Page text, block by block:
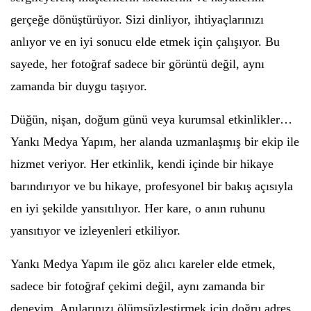
gerçeğe dönüştürüyor. Sizi dinliyor, ihtiyaçlarınızı
anlıyor ve en iyi sonucu elde etmek için çalışıyor. Bu
sayede, her fotoğraf sadece bir görüntü değil, aynı
zamanda bir duygu taşıyor.
Düğün, nişan, doğum günü veya kurumsal etkinlikler…
Yankı Medya Yapım, her alanda uzmanlaşmış bir ekip ile
hizmet veriyor. Her etkinlik, kendi içinde bir hikaye
barındırıyor ve bu hikaye, profesyonel bir bakış açısıyla
en iyi şekilde yansıtılıyor. Her kare, o anın ruhunu
yansıtıyor ve izleyenleri etkiliyor.
Yankı Medya Yapım ile göz alıcı kareler elde etmek,
sadece bir fotoğraf çekimi değil, aynı zamanda bir
deneyim. Anılarınızı ölümsüzleştirmek için doğru adres